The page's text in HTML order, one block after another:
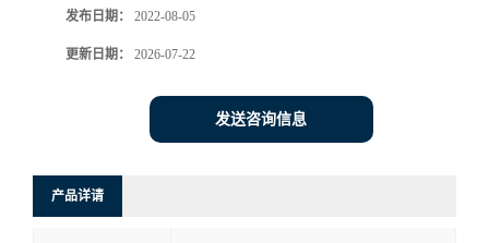
系
发布日期： 2022-08-05
更新日期： 2026-07-22
发送咨询信息
产品详请